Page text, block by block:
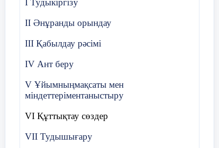
І Тудыкіргізу
ІІ Әнұранды орындау
ІІІ Қабылдау рәсімі
ІV Ант беру
V Ұйымныңмақсаты мен
міндеттеріментаныстыру
VІ Құттықтау сөздер
VІІ Тудышығару